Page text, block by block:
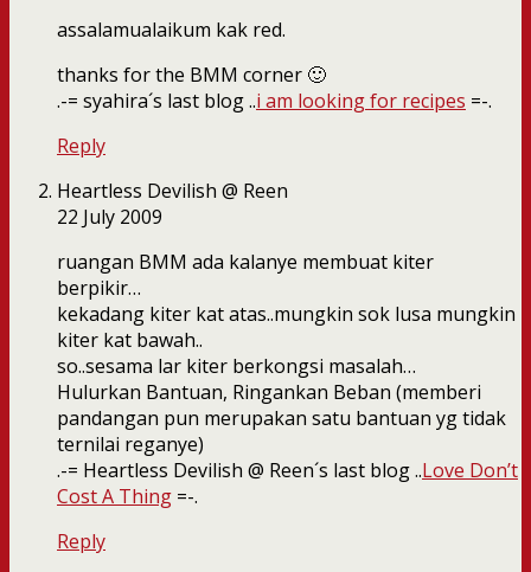
assalamualaikum kak red.
thanks for the BMM corner 🙂
.-= syahira´s last blog ..i am looking for recipes =-.
Reply
Heartless Devilish @ Reen
22 July 2009
ruangan BMM ada kalanye membuat kiter
berpikir…
kekadang kiter kat atas..mungkin sok lusa mungkin
kiter kat bawah..
so..sesama lar kiter berkongsi masalah…
Hulurkan Bantuan, Ringankan Beban (memberi
pandangan pun merupakan satu bantuan yg tidak
ternilai reganye)
.-= Heartless Devilish @ Reen´s last blog ..Love Don’t
Cost A Thing =-.
Reply